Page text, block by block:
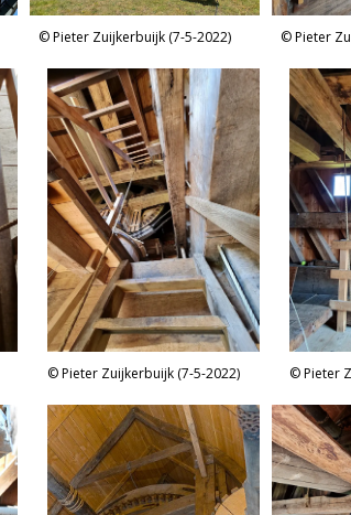
Pieter Zuijkerbuijk (7-5-2022) Pieter
Pieter Zuijkerbuijk (7-5-2022) Pieter